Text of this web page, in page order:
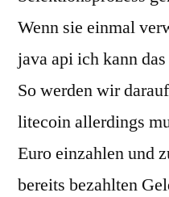
Wenn sie einmal
java api ich kann
So werden wir
litecoin allerdings
Euro einzahlen und
bereits bezahlten